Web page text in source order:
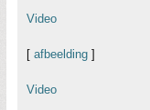
Video
[ afbeelding ]
Video